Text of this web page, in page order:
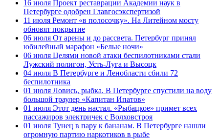
16 июля Проект реставрации Академии наук в
Петербурге одобрен Главгосэкспертизой
11 июля Ремонт «в полосочку». На Литейном мосту
обновят покрытие
06 июля От арены и до рассвета. Петербург принял
юбилейный марафон «Белые ночи»
06 июля Целями новой атаки беспилотниками стали
Лужский полигон, Усть-Луга и Высоцк
04 июля В Петербурге и Ленобласти сбили 72
беспилотника
01 июля Ловись, рыбка. В Петербурге спустили на воду
большой траулер «Капитан Ипатов»
01 июля Этот день настал. «Рыбацкое» примет всех
пассажиров электричек с Волховстроя
01 июля Тунец в пару к бананам. В Петербурге нашли
огромную партию наркотиков в рыбе